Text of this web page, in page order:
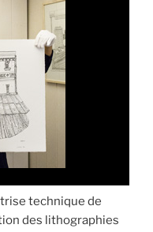
technique de
des lithographies